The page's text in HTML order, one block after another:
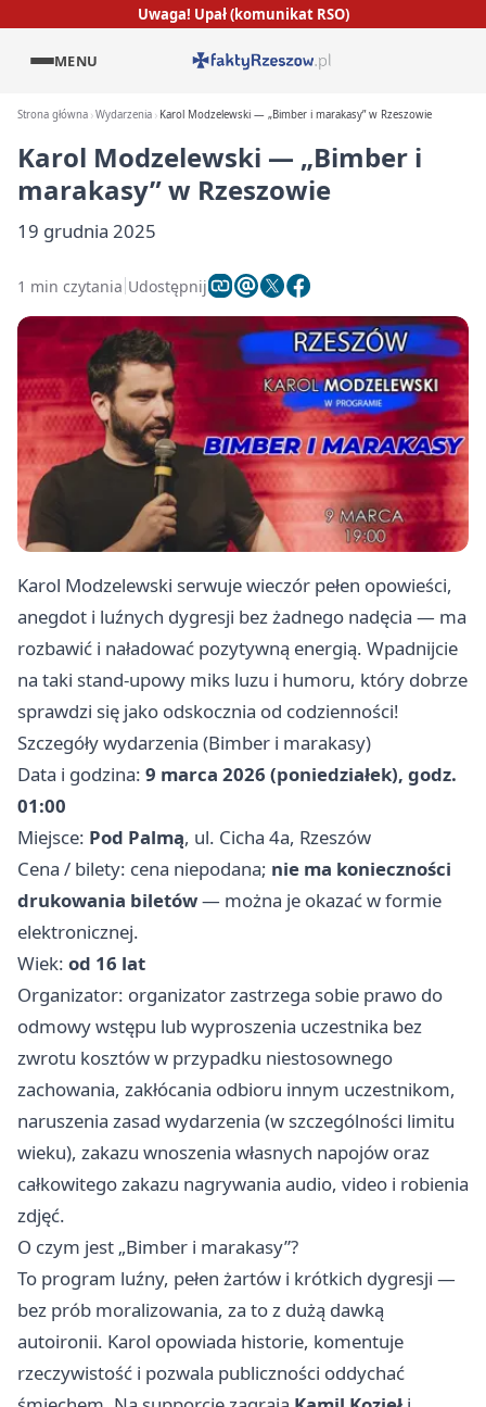
Uwaga! Upał (komunikat RSO)
MENU
Strona główna Wydarzenia Karol Modzelewski — „Bimber i marakasy” w Rzeszowie
Karol Modzelewski — „Bimber i
marakasy” w Rzeszowie
19 grudnia 2025
1 min czytania Udostępnij
Karol Modzelewski serwuje wieczór pełen opowieści,
anegdot i luźnych dygresji bez żadnego nadęcia — ma
rozbawić i naładować pozytywną energią. Wpadnijcie
na taki stand-upowy miks luzu i humoru, który dobrze
sprawdzi się jako odskocznia od codzienności!
Szczegóły wydarzenia (Bimber i marakasy)
Data i godzina: 9 marca 2026 (poniedziałek), godz.
01:00
Miejsce: Pod Palmą, ul. Cicha 4a, Rzeszów
Cena / bilety: cena niepodana; nie ma konieczności
drukowania biletów— można je okazać w formie
elektronicznej.
Wiek: od 16 lat
Organizator: organizator zastrzega sobie prawo do
odmowy wstępu lub wyproszenia uczestnika bez
zwrotu kosztów w przypadku niestosownego
zachowania, zakłócania odbioru innym uczestnikom,
naruszenia zasad wydarzenia (w szczególności limitu
wieku), zakazu wnoszenia własnych napojów oraz
całkowitego zakazu nagrywania audio, video i robienia
zdjęć.
O czym jest „Bimber i marakasy”?
To program luźny, pełen żartów i krótkich dygresji —
bez prób moralizowania, za to z dużą dawką
autoironii. Karol opowiada historie, komentuje
rzeczywistość i pozwala publiczności oddychać